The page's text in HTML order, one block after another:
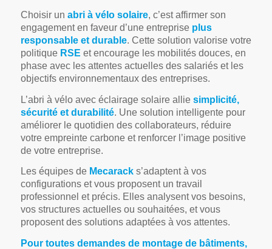
Choisir un abri à vélo solaire, c’est affirmer son
engagement en faveur d’une entreprise plus
responsable et durable. Cette solution valorise votre
politique RSE et encourage les mobilités douces, en
phase avec les attentes actuelles des salariés et les
objectifs environnementaux des entreprises.
L’abri à vélo avec éclairage solaire allie simplicité,
sécurité et durabilité. Une solution intelligente pour
améliorer le quotidien des collaborateurs, réduire
votre empreinte carbone et renforcer l’image positive
de votre entreprise.
Les équipes de Mecaracks’adaptent à vos
configurations et vous proposent un travail
professionnel et précis. Elles analysent vos besoins,
vos structures actuelles ou souhaitées, et vous
proposent des solutions adaptées à vos attentes.
Pour toutes demandes de montage de bâtiments,